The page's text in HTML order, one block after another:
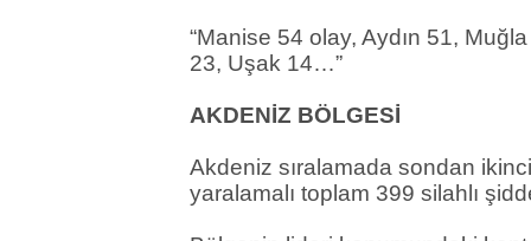
“Manise 54 olay, Aydın 51,
23, Uşak 14…”
AKDENİZ BÖLGESİ
Akdeniz sıralamada sondan
yaralamalı toplam 399 silahlı